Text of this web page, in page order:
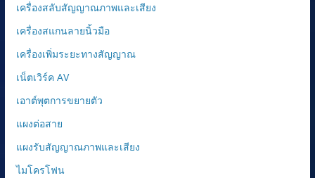
เครื่องสลับสัญญาณภาพและเสียง
เครื่องสแกนลายนิ้วมือ
เครื่องเพิ่มระยะทางสัญญาณ
เน็ตเวิร์ค AV
เอาต์พุตการขยายตัว
แผงต่อสาย
แผงรับสัญญาณภาพและเสียง
ไมโครโฟน